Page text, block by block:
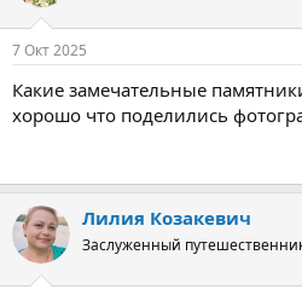
7 Окт 2025
Какие замечательные
хорошо что поделились
Лилия Козакевич
Заслуженный